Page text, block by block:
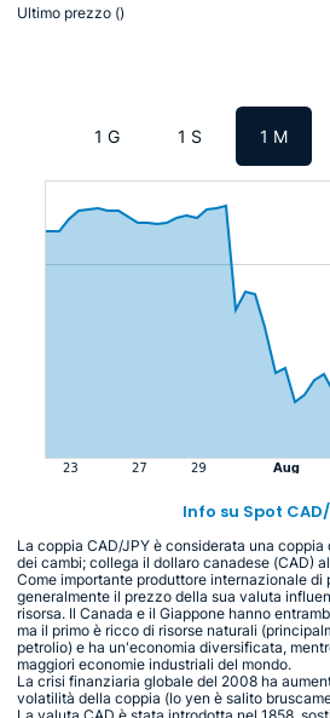
Ultimo prezzo ()
1 G 1 S 1 M
Info su Spot
La coppia CAD/JPY è considerata una
dei cambi; collega il dollaro canadese (CAD)
Come importante produttore internazionale di
generalmente il prezzo della sua valuta
risorsa. Il Canada e il Giappone hanno
ma il primo è ricco di risorse naturali
petrolio) e ha un'economia diversificata,
maggiori economie industriali del mondo.
La crisi finanziaria globale del 2008 ha
volatilità della coppia (lo yen è salito